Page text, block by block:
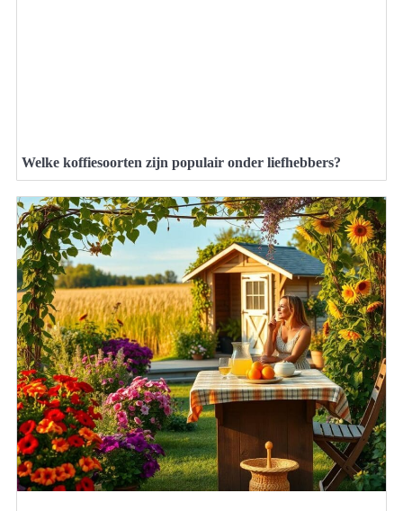
Welke koffiesoorten zijn populair onder liefhebbers?